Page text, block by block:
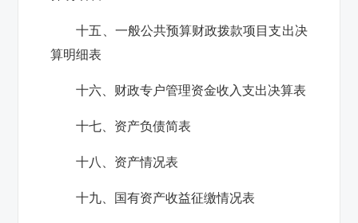
十五、一般公共预算财政拨款项目支出决
算明细表
十六、财政专户管理资金收入支出决算表
十七、资产负债简表
十八、资产情况表
十九、国有资产收益征缴情况表